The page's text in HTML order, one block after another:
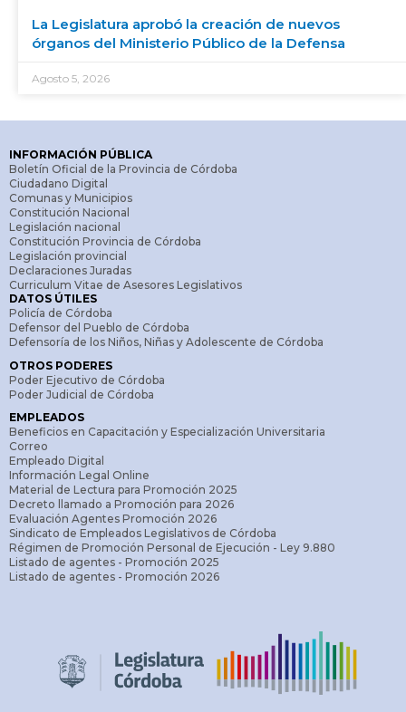
La Legislatura aprobó la creación de nuevos
órganos del Ministerio Público de la Defensa
Agosto 5, 2026
INFORMACIÓN PÚBLICA
Boletín Oficial de la Provincia de Córdoba
Ciudadano Digital
Comunas y Municipios
Constitución Nacional
Legislación nacional
Constitución Provincia de Córdoba
Legislación provincial
Declaraciones Juradas
Curriculum Vitae de Asesores Legislativos
DATOS ÚTILES
Policía de Córdoba
Defensor del Pueblo de Córdoba
Defensoría de los Niños, Niñas y Adolescente de Córdoba
OTROS PODERES
Poder Ejecutivo de Córdoba
Poder Judicial de Córdoba
EMPLEADOS
Beneficios en Capacitación y Especialización Universitaria
Correo
Empleado Digital
Información Legal Online
Material de Lectura para Promoción 2025
Decreto llamado a Promoción para 2026
Evaluación Agentes Promoción 2026
Sindicato de Empleados Legislativos de Córdoba
Régimen de Promoción Personal de Ejecución - Ley 9.880
Listado de agentes - Promoción 2025
Listado de agentes - Promoción 2026